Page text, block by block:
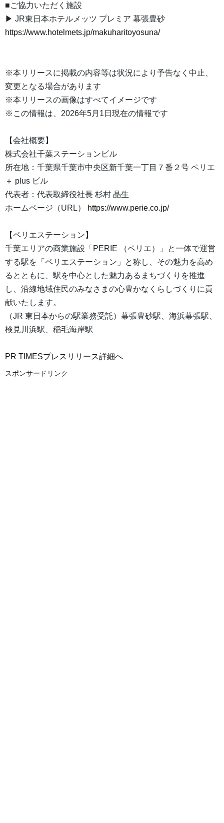
■ご協力いただく施設
▶ JR東日本ホテルメッツ プレミア 幕張豊砂
https://www.hotelmets.jp/makuharitoyosuna/
※本リリースに掲載の内容等は状況により予告なく中止、
変更となる場合があります
※本リリースの画像はすべてイメージです
※この情報は、2026年5月1日現在の情報です
【会社概要】
株式会社千葉ステーションビル
所在地：千葉県千葉市中央区新千葉一丁目７番２号 ペリエ
＋ plus ビル
代表者：代表取締役社長 杉村 晶生
ホームページ（URL）
https://www.perie.co.jp/
【ペリエステーション】
千葉エリアの商業施設「PERIE （ペリエ）」と一体で運営
する駅を「ペリエステーション」と称し、その魅力を高め
るとともに、駅を中心とした魅力あるまちづくりを推進
し、沿線地域住民のみなさまの心豊かなくらしづくりに貢
献いたします。
（JR 東日本からの駅業務受託）幕張豊砂駅、海浜幕張駅、
検見川浜駅、稲毛海岸駅
PR TIMESプレスリリース詳細へ
スポンサードリンク